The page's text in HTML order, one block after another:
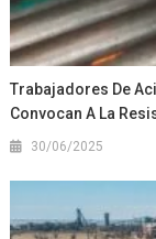
Trabajadores De
Convocan A La
30/06/2025